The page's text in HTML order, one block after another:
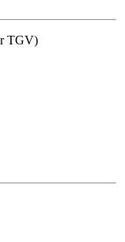
TGV)